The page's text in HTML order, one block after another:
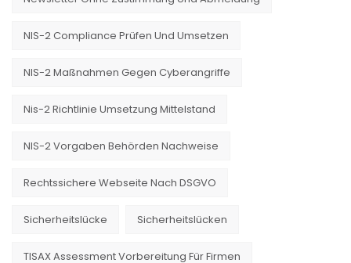
NIS-2 Compliance Prüfen Und Umsetzen
NIS-2 Maßnahmen Gegen Cyberangriffe
Nis-2 Richtlinie Umsetzung Mittelstand
NIS-2 Vorgaben Behörden Nachweise
Rechtssichere Webseite Nach DSGVO
Sicherheitslücke Sicherheitslücken
TISAX Assessment Vorbereitung Für Firmen